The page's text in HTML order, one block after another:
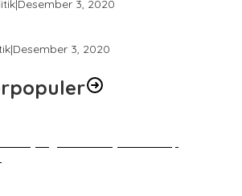
Desember 3, 2020
|Desember 3, 2020